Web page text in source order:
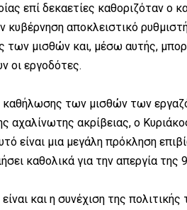
επί δεκαετίες καθοριζόταν ο
κυβέρνηση αποκλειστικό
των μισθών και, μέσω αυτής,
οι εργοδότες.
καθήλωσης των μισθών των
αχαλίνωτης ακρίβειας, ο
είναι μια μεγάλη πρόκληση
καθολικά για την απεργία της
και η συνέχιση της πολιτικής